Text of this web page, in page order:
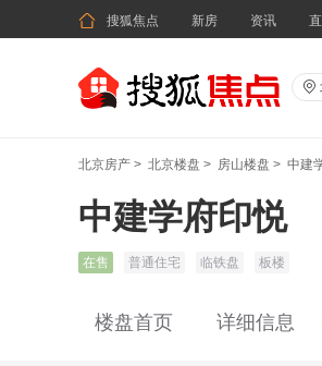
 搜狐焦点 新房 资讯

北京房产 > 北京楼盘 > 房山楼盘 > 中建
中建学府印悦
在售 普通住宅 临铁盘 板楼
楼盘首页 详细信息